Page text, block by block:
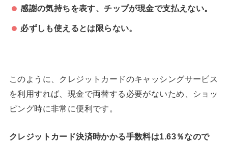
感謝の気持ちを表す、チップが現金で支払えない。
必ずしも使えるとは限らない。
このように、クレジットカードのキャッシングサービス
を利用すれば、現金で両替する必要がないため、ショッ
ピング時に非常に便利です。
クレジットカード決済時かかる手数料は1.63％なので